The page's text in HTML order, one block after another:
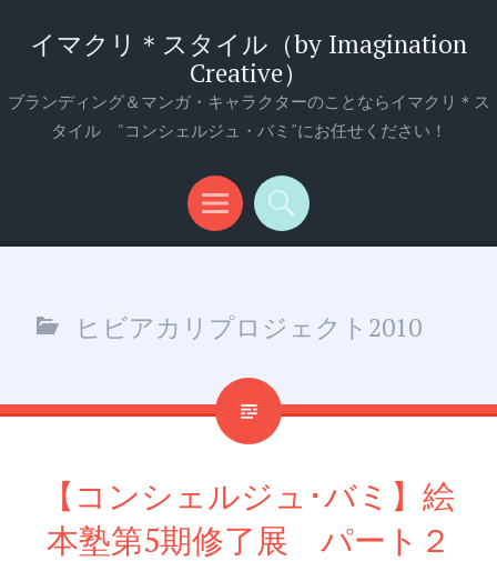
イマクリ＊スタイル（by Imagination
Creative）
ブランディング＆マンガ・キャラクターのことならイマクリ＊ス
タイル “コンシェルジュ・バミ”にお任せください！
メ
検
ヒビアカリプロジェクト2010
【コンシェルジュ･バミ】絵
本塾第5期修了展 パート２